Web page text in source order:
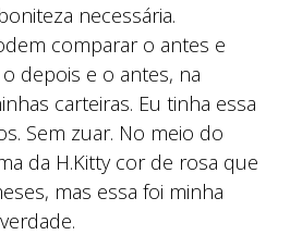
necessária.
comparar o antes e
depois e o antes, na
carteiras. Eu tinha essa
Sem zuar. No meio do
da H.Kitty cor de rosa que
mas essa foi minha